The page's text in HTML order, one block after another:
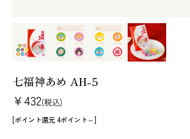
原材料・アレルギー情報
特定商取引法に基づく表記
個人情報の取扱いについて
七福神あめ AH-5
¥432(税込)
[ポイント還元 4ポイント～]